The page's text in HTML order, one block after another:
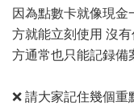
因為點數卡就像現金
方就能立刻使用 沒
方通常也只能記録備
❌ 請大家記住幾個重